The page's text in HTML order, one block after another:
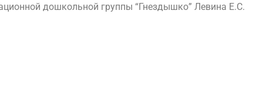
дошкольной группы “Гнездышко” Левина Е.С.